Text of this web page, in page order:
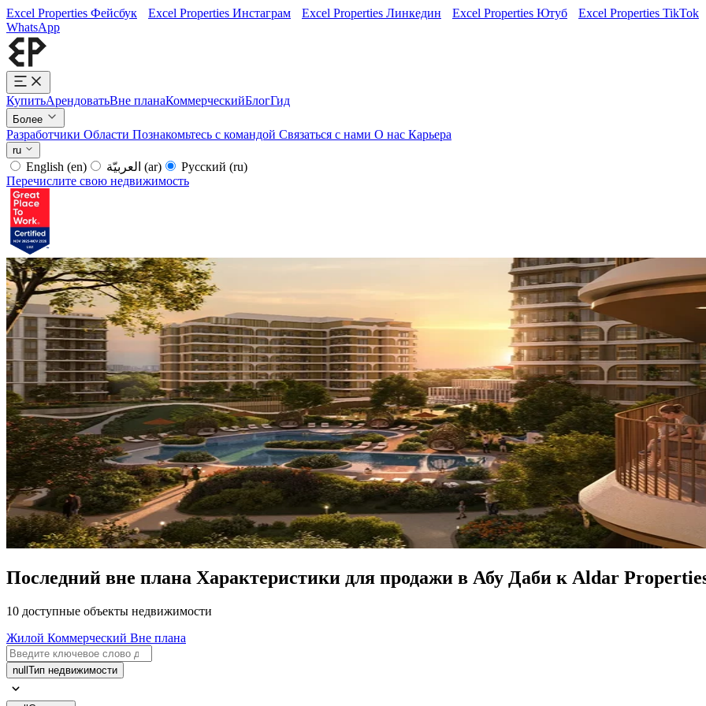
Excel Properties Фейсбук Excel Properties Инстаграм Excel Properties Линкедин Excel Properties Ютуб
Excel Properties TikTok
WhatsApp
КупитьАрендоватьВне планаКоммерческийБлогГид
Более
Разработчики Области Познакомьтесь с командой Связаться с нами О нас Карьера
ru
English (en) (ar) Русский (ru)
Перечислите свою недвижимость
Последний вне плана Характеристики для продажи в Абу Даби к Aldar
10 доступные объекты недвижимости
Жилой Коммерческий Вне плана
null Тип недвижимости